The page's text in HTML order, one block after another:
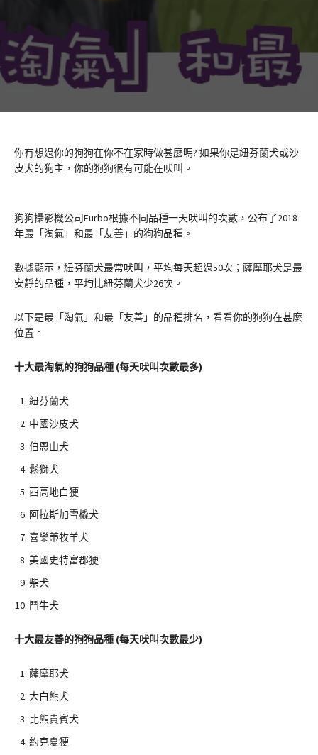
你有想過你的狗狗在你不在家時做甚麼嗎? 如果你是紐芬蘭犬或沙
皮犬的狗主，你的狗狗很有可能在吠叫。
狗狗攝影機公司Furbo根據不同品種一天吠叫的次數，公布了2018
年最「淘氣」和最「友善」的狗狗品種。
數據顯示，紐芬蘭犬最常吠叫，平均每天超過50次；薩摩耶犬是最
安靜的品種，平均比紐芬蘭犬少26次。
以下是最「淘氣」和最「友善」的品種排名，看看你的狗狗在甚麼
位置。
十大最淘氣的狗狗品種 (每天吠叫次數最多)
紐芬蘭犬
中國沙皮犬
伯恩山犬
鬆獅犬
西高地白㹴
阿拉斯加雪橇犬
喜樂蒂牧羊犬
美國史特富郡㹴
柴犬
鬥牛犬
十大最友善的狗狗品種 (每天吠叫次數最少)
薩摩耶犬
大白熊犬
比熊貴賓犬
約克夏㹴